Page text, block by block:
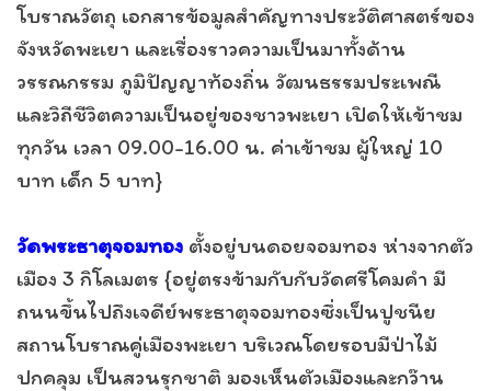
โบราณวัตถุ เอกสารข้อมูลสำคัญทางประวัติศาสตร์ของ
จังหวัดพะเยา และเรื่องราวความเป็นมาทั้งด้าน
วรรณกรรม ภูมิปัญญาท้องถิ่น วัฒนธรรมประเพณี
และวิถีชีวิตความเป็นอยู่ของชาวพะเยา เปิดให้เข้าชม
ทุกวัน เวลา 09.00-16.00 น. ค่าเข้าชม ผู้ใหญ่ 10
บาท เด็ก 5 บาท}
วัดพระธาตุจอมทอง ตั้งอยู่บนดอยจอมทอง ห่างจากตัว
เมือง 3 กิโลเมตร {อยู่ตรงข้ามกับกับวัดศรีโคมคำ มี
ถนนขึ้นไปถึงเจดีย์พระธาตุจอมทองซึ่งเป็นปูชนีย
สถานโบราณคู่เมืองพะเยา บริเวณโดยรอบมีป่าไม้
ปกคลุม เป็นสวนรุกชาติ มองเห็นตัวเมืองและกว๊าน